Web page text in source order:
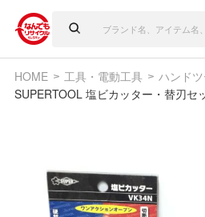
HOME 工具・電動工具
ハンド
SUPERTOOL 塩ビカッター・替刃